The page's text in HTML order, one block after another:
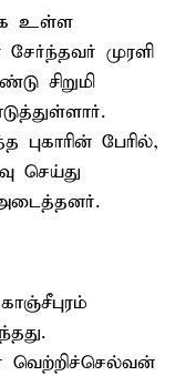
உள்ள
முரளி
சிறுமி
புகாரின் பேரில்,
செய்து